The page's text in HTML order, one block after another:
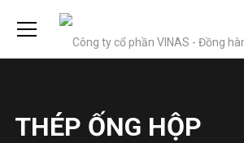
THÉP ỐNG HỘP